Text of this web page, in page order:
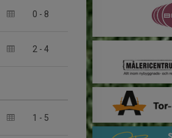
0 - 8
2 - 4
1 - 5